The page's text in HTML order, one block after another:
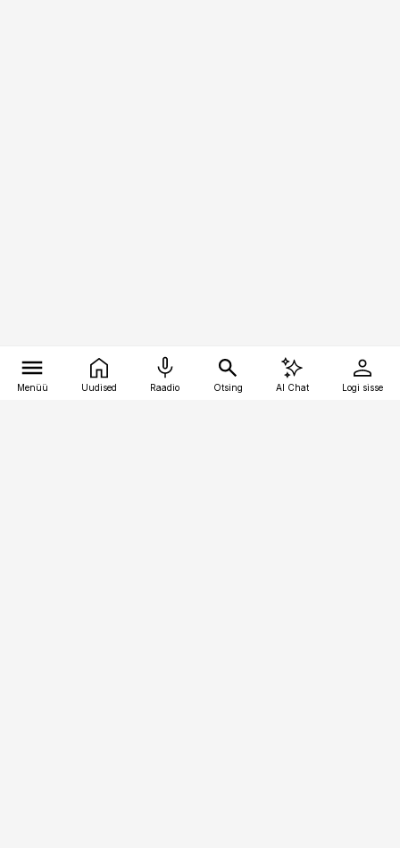
Menüü Uudised Raadio Otsing AI Chat Logi sisse